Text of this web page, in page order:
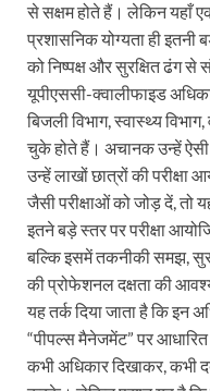
से सक्षम होते हैं। लेकिन यहाँ
प्रशासनिक योग्यता ही
को निष्पक्ष और सुरक्षित ढंग से
यूपीएससी-क्वालीफाइड
बिजली विभाग, स्वास्थ्य
चुके होते हैं। अचानक उन्हें ऐसी
उन्हें लाखों छात्रों की परीक्षा
जैसी परीक्षाओं को जोड़ दें, तो
इतने बड़े स्तर पर परीक्षा
बल्कि इसमें तकनीकी समझ,
की प्रोफेशनल दक्षता की
यह तर्क दिया जाता है कि इन
“पीपल्स मैनेजमेंट” पर
कभी अधिकार दिखाकर, कभी